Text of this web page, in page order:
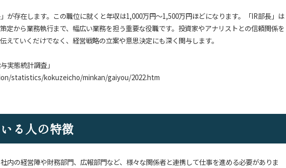
が存在します。この職位に就くと年収は1,000万円〜1,500万円ほどになります。「IR部長」は
定から業務執行まで、幅広い業務を担う重要な役職です。投資家やアナリストとの信頼関係を
えていくだけでなく、経営戦略の立案や意思決定にも深く関与します。
実態統計調査」
statistics/kokuzeicho/minkan/gaiyou/2022.htm
る人の特徴
内の経営陣や財務部門、広報部門など、様々な関係者と連携して仕事を進める必要がありま